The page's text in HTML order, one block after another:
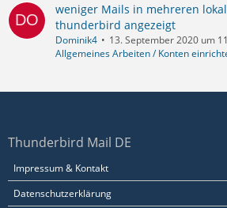
weniger Mails in mehreren
thunderbird angezeigt
Dominik4
13. September 2020 um
Allgemeines Arbeiten / Konten
Thunderbird Mail DE
Impressum & Kontakt
Datenschutzerklärung